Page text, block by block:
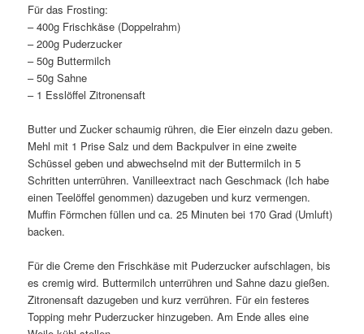
Für das Frosting:
– 400g Frischkäse (Doppelrahm)
– 200g Puderzucker
– 50g Buttermilch
– 50g Sahne
– 1 Esslöffel Zitronensaft
Butter und Zucker schaumig rühren, die Eier einzeln dazu geben.
Mehl mit 1 Prise Salz und dem Backpulver in eine zweite
Schüssel geben und abwechselnd mit der Buttermilch in 5
Schritten unterrühren. Vanilleextract nach Geschmack (Ich habe
einen Teelöffel genommen) dazugeben und kurz vermengen.
Muffin Förmchen füllen und ca. 25 Minuten bei 170 Grad (Umluft)
backen.
Für die Creme den Frischkäse mit Puderzucker aufschlagen, bis
es cremig wird. Buttermilch unterrühren und Sahne dazu gießen.
Zitronensaft dazugeben und kurz verrühren. Für ein festeres
Topping mehr Puderzucker hinzugeben. Am Ende alles eine